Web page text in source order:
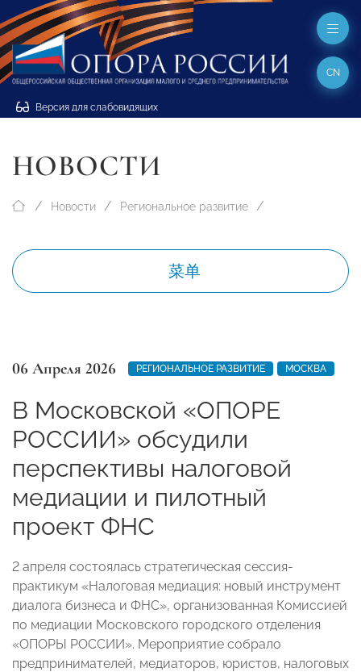
Версия для слабовидящих
CN
НОВОСТИ
Новости Региональное развитие
菜单
06 Апреля 2026 РЕГИОНАЛЬНОЕ РАЗВИТИЕ МОСКВА
В Московской «ОПОРЕ
РОССИИ» обсудили
перспективы налоговой
медиации и пилотный
проект ФНС
2 апреля состоялась стратегическая сессия-
практикум «Налоговая медиация: новый инструмент
диалога бизнеса и ФНС», организованная Комиссией
по медиации Московского городского отделения
«ОПОРЫ РОССИИ». Мероприятие собрало
предпринимателей, медиаторов, юристов, налоговых